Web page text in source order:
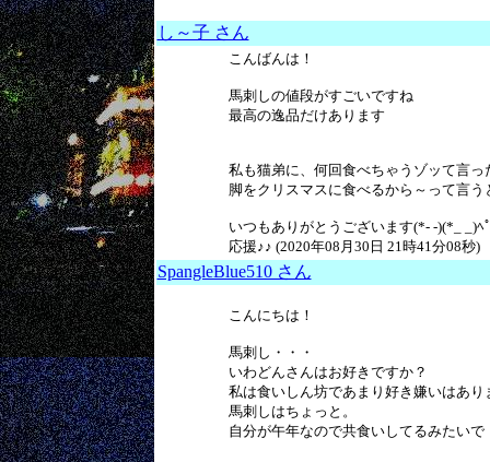
し～子 さん
こんばんは！
馬刺しの値段がすごいですね
最高の逸品だけあります
私も猫弟に、何回食べちゃうゾッて言っ
脚をクリスマスに食べるから～って言
いつもありがとうございます(*- -)(*_ _)ﾍ
応援♪♪ (2020年08月30日 21時41分08秒)
SpangleBlue510 さん
こんにちは！
馬刺し・・・
いわどんさんはお好きですか？
私は食いしん坊であまり好き嫌いはあり
馬刺しはちょっと。
自分が午年なので共食いしてるみたいで